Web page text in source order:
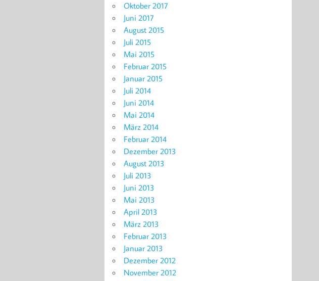
Oktober 2017
Juni 2017
August 2015
Juli 2015
Mai 2015
Februar 2015
Januar 2015
Juli 2014
Juni 2014
Mai 2014
März 2014
Februar 2014
Dezember 2013
August 2013
Juli 2013
Juni 2013
Mai 2013
April 2013
März 2013
Februar 2013
Januar 2013
Dezember 2012
November 2012